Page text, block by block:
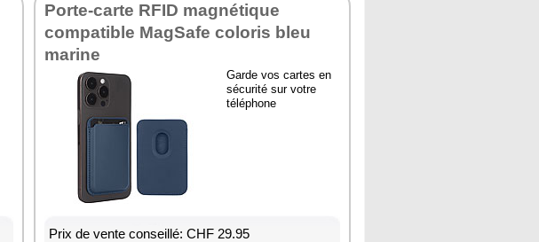
Porte-carte RFID magnétique
compatible MagSafe coloris bleu
marine
Garde vos cartes en
sécurité sur votre
téléphone
Prix de vente conseillé: CHF 29.95